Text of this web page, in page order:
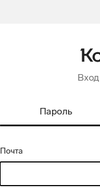
Пароль
Почта